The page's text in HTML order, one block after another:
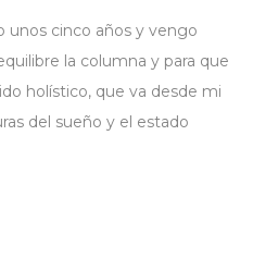
unos cinco años y vengo
la columna y para que
holístico, que va desde mi
del sueño y el estado